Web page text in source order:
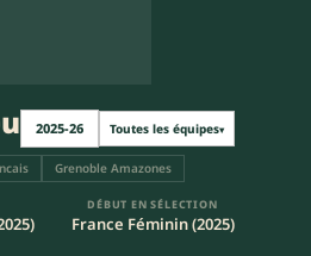
2025-26 Toutes les équipes▾
Grenoble Amazones
DÉBUT EN SÉLECTION
France Féminin (2025)